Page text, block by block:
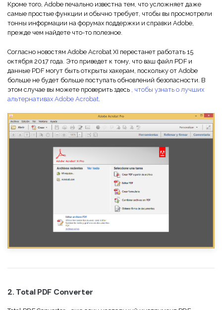
Кроме того, Adobe печально известна тем, что усложняет даже
самые простые функции и обычно требует, чтобы вы просмотрели
тонны информации на форумах поддержки и справки Adobe,
прежде чем найдете что-то полезное.
Согласно новостям Adobe Acrobat XI перестанет работать 15
октября 2017 года. Это приведет к тому, что ваш файл PDF и
данные PDF могут быть открыты хакерам, поскольку от Adobe
больше не будет больше поступать обновлений безопасности. В
этом случае вы можете проверить здесь
, чтобы узнать о лучших
альтернативах Adobe Acrobat
2. Total PDF Converter